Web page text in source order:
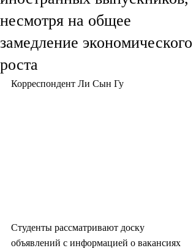
несмотря на общее
замедление экономического
роста
Корреспондент Ли Сын Гу
Студенты рассматривают доску
объявлений с информацией о вакансиях